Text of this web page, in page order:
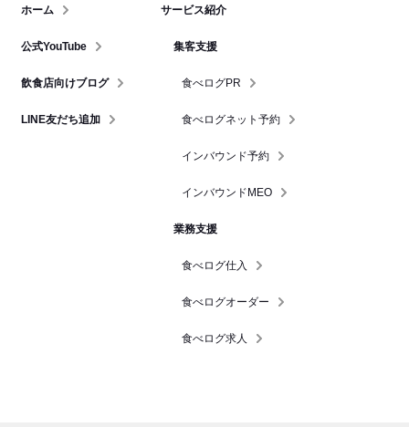
ホーム
公式YouTube
飲食店向けブログ
LINE友だち追加
サービス紹介
集客支援
食べログPR
食べログネット予約
インバウンド予約
インバウンドMEO
業務支援
食べログ仕入
食べログオーダー
食べログ求人